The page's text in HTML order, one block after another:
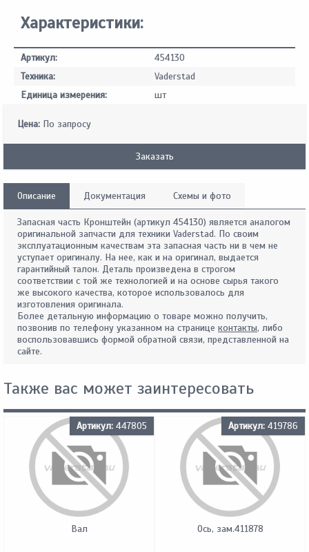
Характеристики:
Артикул:
454130
Техника:
Vaderstad
Единица измерения:
шт
Цена: По запросу
Заказать
Описание Документация Схемы и фото
Запасная часть Кронштейн (артикул 454130) является аналогом
оригинальной запчасти для техники Vaderstad. По своим
эксплуатационным качествам эта запасная часть ни в чем не
уступает оригиналу. На нее, как и на оригинал, выдается
гарантийный талон. Деталь произведена в строгом
соответствии с той же технологией и на основе сырья такого
же высокого качества, которое использовалось для
изготовления оригинала.
Более детальную информацию о товаре можно получить,
позвонив по телефону указанном на странице контакты, либо
воспользовавшись формой обратной связи, представленной на
сайте.
Также вас может заинтересовать
Артикул: 447805
Вал
Артикул: 419786
Ось, зам.411878